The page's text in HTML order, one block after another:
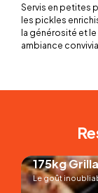
Servis en petites
les pickles
la générosité et
ambiance
175kg
Le goût